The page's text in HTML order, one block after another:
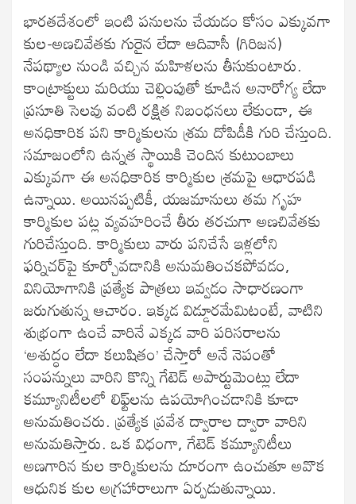
భారతదేశంలో ఇంటి పనులను చేయడం కోసం ఎక్కువగా
కుల-అణచివేతకు గురైన లేదా ఆదివాసీ (గిరిజన)
నేపథ్యాల నుండి వచ్చిన మహిళలను తీసుకుంటారు.
కాంట్రాక్టులు మరియు చెల్లింపుతో కూడిన అనారోగ్య లేదా
ప్రసూతి సెలవు వంటి రక్షిత నిబంధనలు లేకుండా, ఈ
అనధికారిక పని కార్మికులను శ్రమ దోపిడీకి గురి చేస్తుంది.
సమాజంలోని ఉన్నత స్థాయికి చెందిన కుటుంబాలు
ఎక్కువగా ఈ అనధికారిక కార్మికుల శ్రమపై ఆధారపడి
ఉన్నాయి. అయినప్పటికీ, యజమానులు తమ గృహ
కార్మికుల పట్ల వ్యవహరించే తీరు తరచుగా అణచివేతకు
గురిచేస్తుంది. కార్మికులు వారు పనిచేసే ఇళ్లలోని
ఫర్నిచర్‌పై కూర్చోవడానికి అనుమతించకపోవడం,
వినియోగానికి ప్రత్యేక పాత్రలు ఇవ్వడం సాధారణంగా
జరుగుతున్న ఆచారం. ఇక్కడ విడ్డూరమేమిటంటే, వాటిని
శుభ్రంగా ఉంచే వారినే ఎక్కడ వారి పరిసరాలను
‘అశుద్ధం లేదా కలుషితం’ చేస్తారో అనే నెపంతో
సంపన్నులు వారిని కొన్ని గేటెడ్ అపార్టుమెంట్లు లేదా
కమ్యూనిటీలలో లిఫ్ట్‌లను ఉపయోగించడానికి కూడా
అనుమతించరు. ప్రత్యేక ప్రవేశ ద్వారాల ద్వారా వారిని
అనుమతిస్తారు. ఒక విధంగా, గేటెడ్ కమ్యూనిటీలు
అణగారిన కుల కార్మికులను దూరంగా ఉంచుతూ అవొక
ఆధునిక కుల అగ్రహారాలుగా ఏర్పడుతున్నాయి.